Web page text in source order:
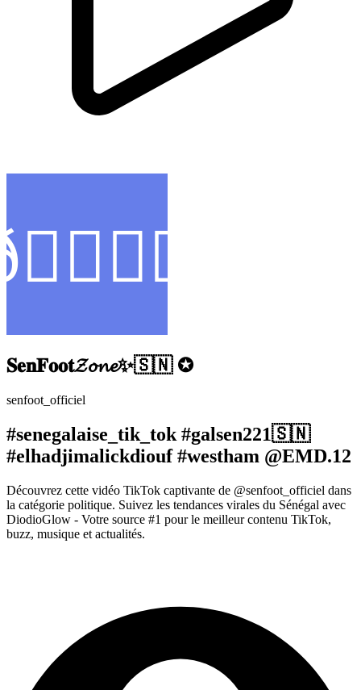
𝐒𝐞𝐧𝐅𝐨𝐨𝐭𝓩𝓸𝓷𝓮✨🇸🇳 ✪
senfoot_officiel
#senegalaise_tik_tok #galsen221🇸🇳
#elhadjimalickdiouf #westham @EMD.12
Découvrez cette vidéo TikTok captivante de @senfoot_officiel dans
la catégorie politique. Suivez les tendances virales du Sénégal avec
DiodioGlow - Votre source #1 pour le meilleur contenu TikTok,
buzz, musique et actualités.